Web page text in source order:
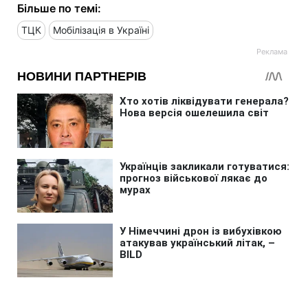
Більше по темі:
ТЦК Мобілізація в Україні